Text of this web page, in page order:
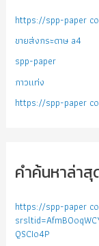
https://spp-paper
ขายส่งกระดาษ a4
spp-paper
กาวแท่ง
https://spp-paper
คำค้นหาล่าสุ
https://spp-paper
QSCIo4P